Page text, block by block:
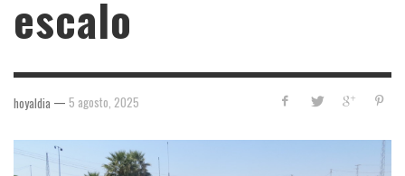
escalo
hoyaldia — 5 agosto, 2025